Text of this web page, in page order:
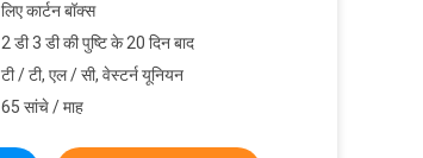
लिए कार्टन बॉक्स
2 डी 3 डी की पुष्टि के 20 दिन बाद
टी / टी, एल / सी, वेस्टर्न यूनियन
65 सांचे / माह